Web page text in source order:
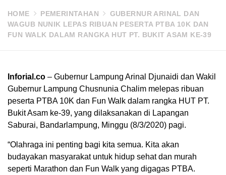
HOME PEMERINTAHAN
GUBERNUR ARINAL DAN
WAGUB NUNIK LEPAS RIBUAN PESERTA PTBA 10K DAN
FUN WALK DALAM RANGKA HUT PT. BUKIT ASAM KE-39
Inforial.co – Gubernur Lampung Arinal Djunaidi dan Wakil
Gubernur Lampung Chusnunia Chalim melepas ribuan
peserta PTBA 10K dan Fun Walk dalam rangka HUT PT.
Bukit Asam ke-39, yang dilaksanakan di Lapangan
Saburai, Bandarlampung, Minggu (8/3/2020) pagi.
“Olahraga ini penting bagi kita semua. Kita akan
budayakan masyarakat untuk hidup sehat dan murah
seperti Marathon dan Fun Walk yang digagas PTBA.